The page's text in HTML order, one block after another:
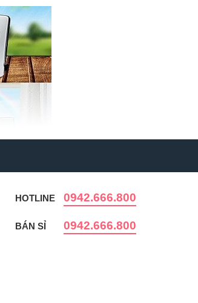
máy, cơ quan
HOTLINE 0942.666.800
BÁN SỈ 0942.666.800